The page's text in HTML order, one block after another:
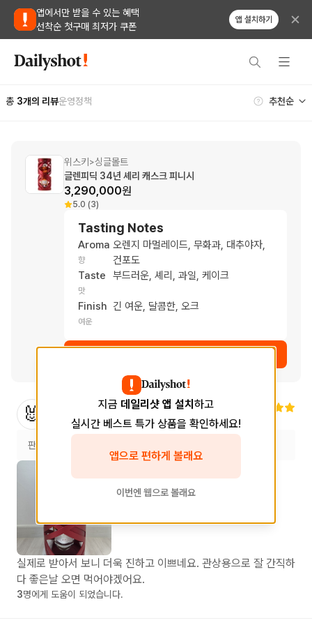
앱에서만 받을 수 있는 혜택
선착순 첫구매 최저가 쿠폰
앱 설치하기
총 3개의 리뷰운영정책
위스키 >싱글몰트
글렌피딕 34년 셰리 캐스크 피니시
3,290,000원
5.0 (3)
Tasting Notes
Aroma
향
오렌지 마멀레이드, 무화과, 대추야자,
건포도
Taste
맛
부드러운, 셰리, 과일, 케이크
Finish
여운
긴 여운, 달콤한, 오크
🐰 2025.12.21
판매처
실제로 받아서 보니 더욱 진하고 이쁘네요. 관상용으로 잘 간직하
다 좋은날 오면 먹어야겠어요.
3명에게 도움이 되었습니다.
지금 데일리샷 앱 설치 하고
실시간 베스트 특가 상품을 확인하세요!
앱으로 편하게 볼래요
이번엔 웹으로 볼래요